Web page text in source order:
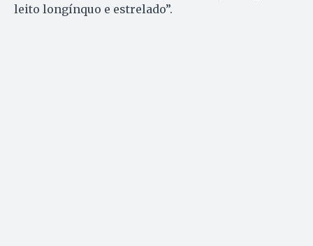
leito longínquo e estrelado”.